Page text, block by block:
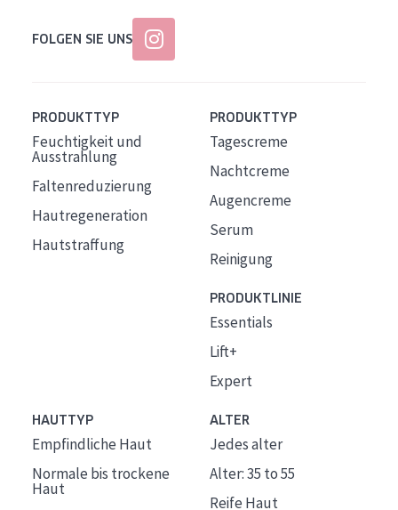
FOLGEN SIE UNS
PRODUKTTYP
Feuchtigkeit und
Ausstrahlung
Faltenreduzierung
Hautregeneration
Hautstraffung
PRODUKTTYP
Tagescreme
Nachtcreme
Augencreme
Serum
Reinigung
PRODUKTLINIE
Essentials
Lift+
Expert
HAUTTYP
Empfindliche Haut
Normale bis trockene
Haut
ALTER
Jedes alter
Alter: 35 to 55
Reife Haut